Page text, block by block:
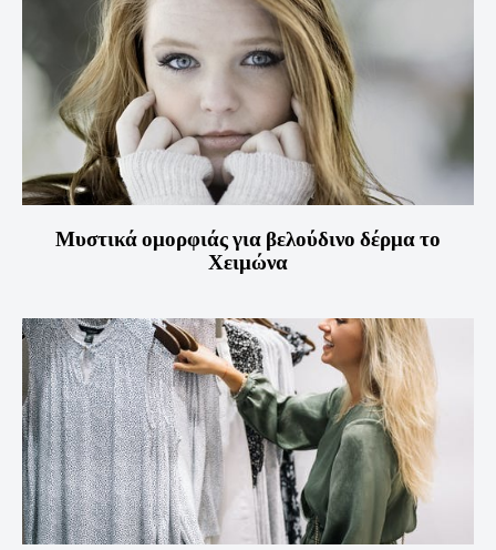
Μυστικά ομορφιάς για βελούδινο δέρμα το
Χειμώνα